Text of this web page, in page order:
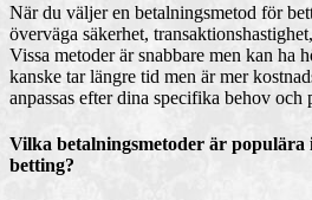
När du väljer en betalningsmetod för
överväga säkerhet,
Vissa metoder är snabbare men kan ha
kanske tar längre tid men är mer
anpassas efter dina specifika behov och
Vilka betalningsmetoder är
betting?